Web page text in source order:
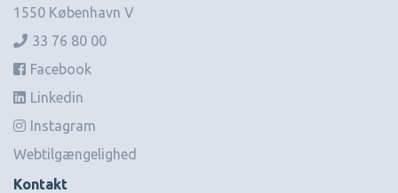
1550 København V
33 76 80 00
Facebook
Linkedin
Instagram
Webtilgængelighed
Kontakt